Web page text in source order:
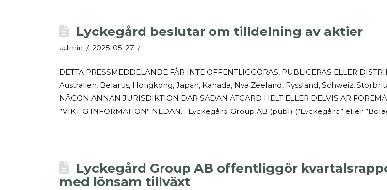
Lyckegård beslutar om tilldelning av aktier
admin 2025-05-27
DETTA PRESSMEDDELANDE FÅR INTE OFFENTLIGGÖRAS, PUBLICERAS ELLER
Australien, Belarus, Hongkong, Japan, Kanada, Nya Zeeland, Ryssland, Schweiz,
NÅGON ANNAN JURISDIKTION DÄR SÅDAN ÅTGÄRD HELT ELLER DELVIS ÄR
”VIKTIG INFORMATION” NEDAN. Lyckegård Group AB (publ) (”Lyckegård” eller
Lyckegård Group AB offentliggör
med lönsam tillväxt